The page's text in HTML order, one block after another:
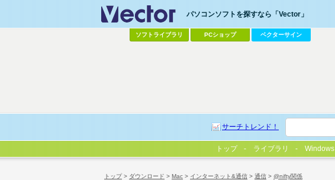
トップ> ダウンロード > Mac > インターネット&通信 > 通信 > @nifty関係
パソコンソフトを探すなら「Vector」
ソフトライブラリ PCショップ ベクターサイン
サーチトレンド！
トップ ライブラリ Windows